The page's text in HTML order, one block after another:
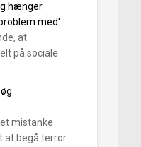
hænger
med'
at
på sociale
mistanke
at begå terror